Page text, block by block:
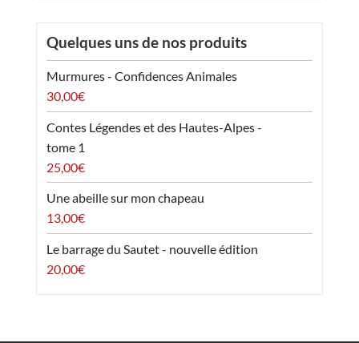
Quelques uns de nos produits
Murmures - Confidences Animales
30,00€
Contes Légendes et des Hautes-Alpes -
tome 1
25,00€
Une abeille sur mon chapeau
13,00€
Le barrage du Sautet - nouvelle édition
20,00€